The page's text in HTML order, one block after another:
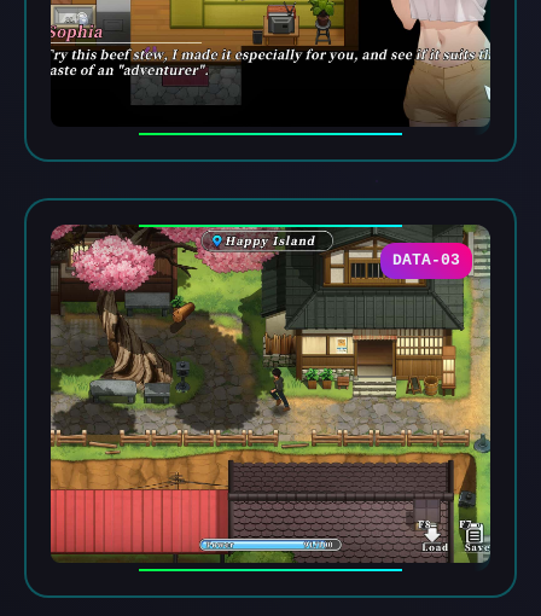
DATA-03